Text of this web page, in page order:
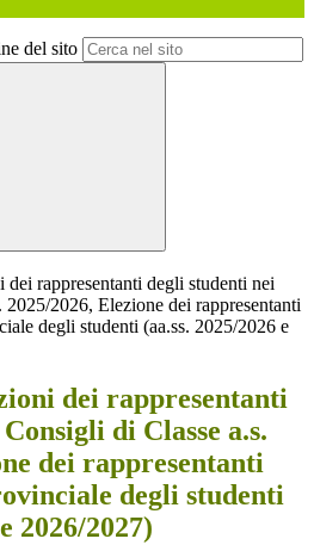
del sito
dei rappresentanti degli studenti nei
2026, Elezione dei rappresentanti
degli studenti (aa.ss. 2025/2026 e
dei rappresentanti
di Classe a.s.
dei rappresentanti
degli studenti
2026/2027)